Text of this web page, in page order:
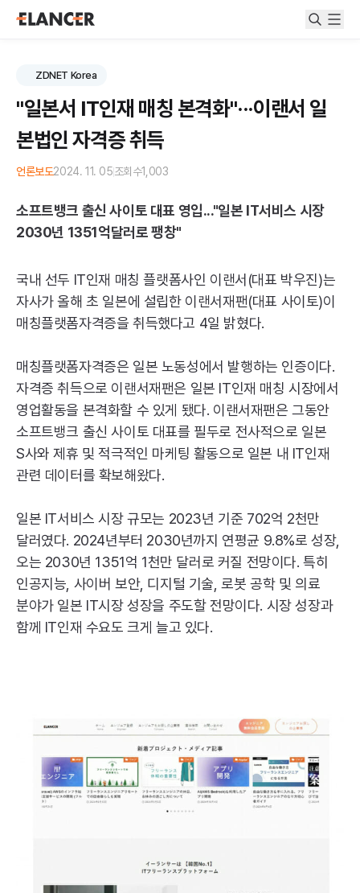
ZDNET Korea
"일본서 IT인재 매칭 본격화"···이랜서 일
본법인 자격증 취득
언론보도2024. 11. 05조회수1,003
소프트뱅크 출신 사이토 대표 영입..."일본 IT서비스 시장
2030년 1351억달러로 팽창"
국내 선두 IT인재 매칭 플랫폼사인 이랜서(대표 박우진)는
자사가 올해 초 일본에 설립한 이랜서재팬(대표 사이토)이
매칭플랫폼자격증을 취득했다고 4일 밝혔다.
매칭플랫폼자격증은 일본 노동성에서 발행하는 인증이다.
자격증 취득으로 이랜서재팬은 일본 IT인재 매칭 시장에서
영업활동을 본격화할 수 있게 됐다. 이랜서재팬은 그동안
소프트뱅크 출신 사이토 대표를 필두로 전사적으로 일본
S사와 제휴 및 적극적인 마케팅 활동으로 일본 내 IT인재
관련 데이터를 확보해왔다.
일본 IT서비스 시장 규모는 2023년 기준 702억 2천만
달러였다. 2024년부터 2030년까지 연평균 9.8%로 성장,
오는 2030년 1351억 1천만 달러로 커질 전망이다. 특히
인공지능, 사이버 보안, 디지털 기술, 로봇 공학 및 의료
분야가 일본 IT시장 성장을 주도할 전망이다. 시장 성장과
함께 IT인재 수요도 크게 늘고 있다.